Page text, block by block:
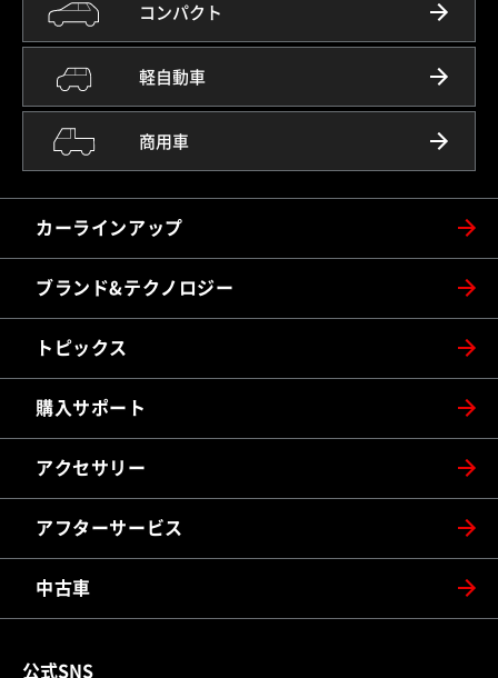
コンパクト
軽自動車
商用車
カーラインアップ
ブランド&テクノロジー
トピックス
購入サポート
アクセサリー
アフターサービス
中古車
公式SNS